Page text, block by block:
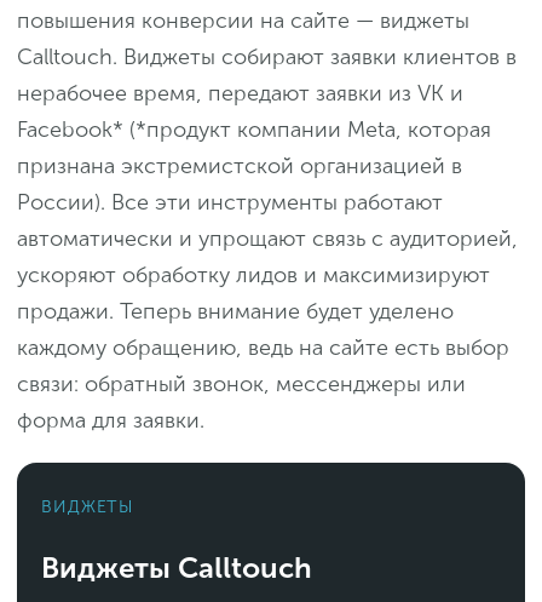
повышения конверсии на сайте — виджеты
Calltouch. Виджеты собирают заявки клиентов в
нерабочее время, передают заявки из VK и
Facebook* (*продукт компании Meta, которая
признана экстремистской организацией в
России). Все эти инструменты работают
автоматически и упрощают связь с аудиторией,
ускоряют обработку лидов и максимизируют
продажи. Теперь внимание будет уделено
каждому обращению, ведь на сайте есть выбор
связи: обратный звонок, мессенджеры или
форма для заявки.
ВИДЖЕТЫ
Виджеты Calltouch